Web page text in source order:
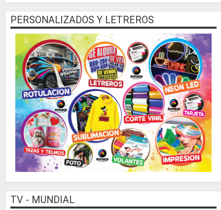
PERSONALIZADOS Y LETREROS
TV - MUNDIAL